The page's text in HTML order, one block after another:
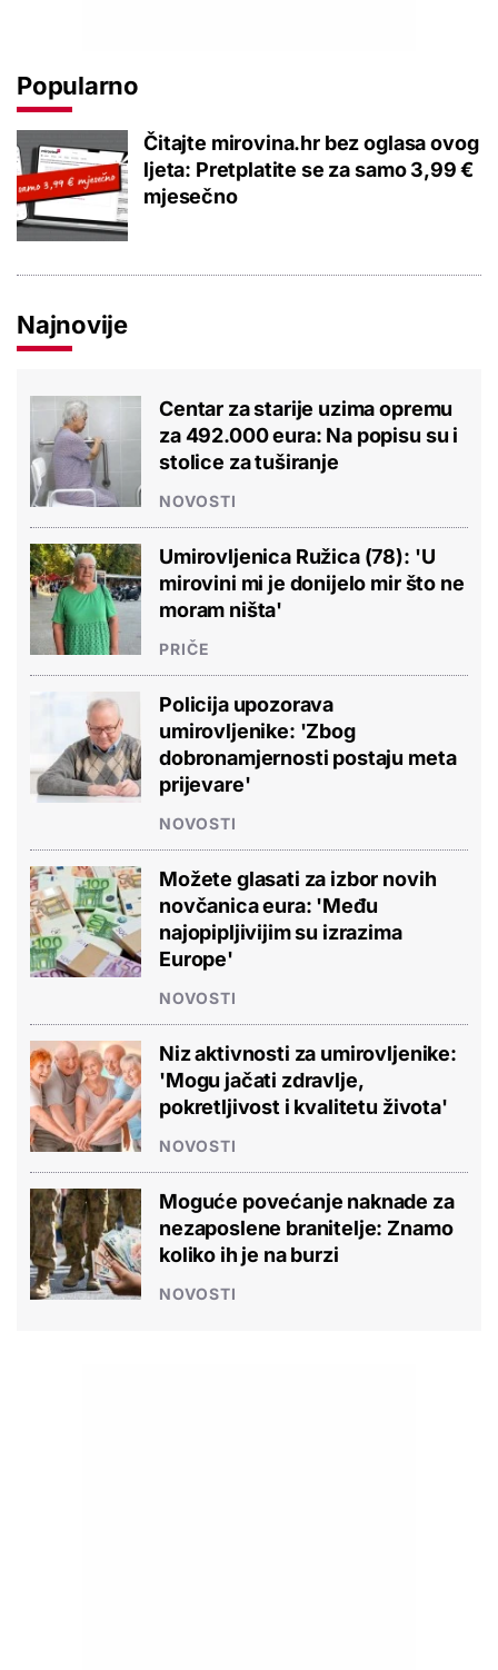
Popularno
Čitajte mirovina.hr bez oglasa ovog
ljeta: Pretplatite se za samo 3,99 €
mjesečno
Najnovije
Centar za starije uzima opremu
za 492.000 eura: Na popisu su i
stolice za tuširanje
NOVOSTI
Umirovljenica Ružica (78): 'U
mirovini mi je donijelo mir što ne
moram ništa'
PRIČE
Policija upozorava
umirovljenike: 'Zbog
dobronamjernosti postaju meta
prijevare'
NOVOSTI
Možete glasati za izbor novih
novčanica eura: 'Među
najopipljivijim su izrazima
Europe'
NOVOSTI
Niz aktivnosti za umirovljenike:
'Mogu jačati zdravlje,
pokretljivost i kvalitetu života'
NOVOSTI
Moguće povećanje naknade za
nezaposlene branitelje: Znamo
koliko ih je na burzi
NOVOSTI